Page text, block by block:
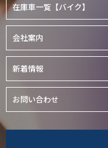
在庫車一覧【バイク】
会社案内
新着情報
お問い合わせ